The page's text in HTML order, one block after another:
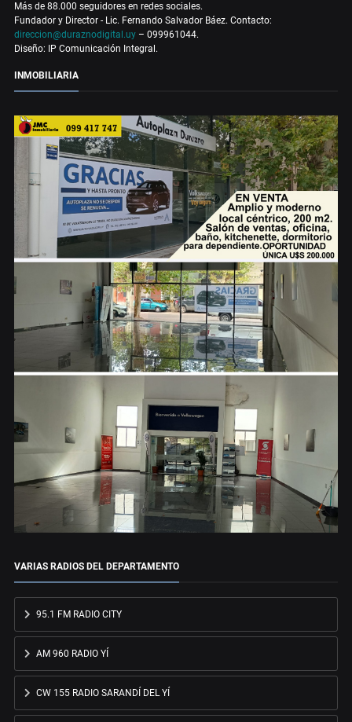
Más de 88.000 seguidores en redes sociales.
Fundador y Director - Lic. Fernando Salvador Báez. Contacto:
direccion@duraznodigital.uy – 099961044.
Diseño: IP Comunicación Integral.
INMOBILIARIA
VARIAS RADIOS DEL DEPARTAMENTO
95.1 FM RADIO CITY
AM 960 RADIO YÍ
CW 155 RADIO SARANDÍ DEL YÍ